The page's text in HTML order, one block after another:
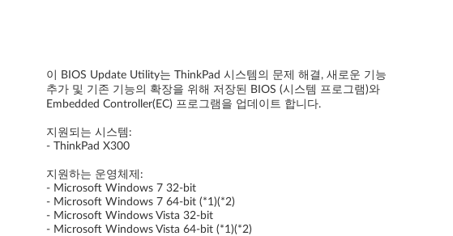
0
0
이 BIOS Update Utility는 ThinkPad 시스템의 문제 해결, 새로운 기능
추가 및 기존 기능의 확장을 위해 저장된 BIOS (시스템 프로그램)와
Embedded Controller(EC) 프로그램을 업데이트 합니다.
지원되는 시스템:
- ThinkPad X300
지원하는 운영체제:
- Microsoft Windows 7 32-bit
- Microsoft Windows 7 64-bit (*1)(*2)
- Microsoft Windows Vista 32-bit
- Microsoft Windows Vista 64-bit (*1)(*2)